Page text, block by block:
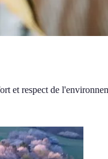
et respect de